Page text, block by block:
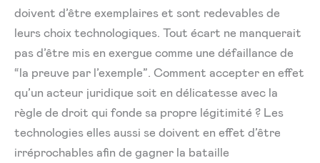
doivent d’être exemplaires et sont redevables de
leurs choix technologiques. Tout écart ne manquerait
pas d’être mis en exergue comme une défaillance de
“la preuve par l’exemple”. Comment accepter en effet
qu’un acteur juridique soit en délicatesse avec la
règle de droit qui fonde sa propre légitimité ? Les
technologies elles aussi se doivent en effet d’être
irréprochables afin de gagner la bataille